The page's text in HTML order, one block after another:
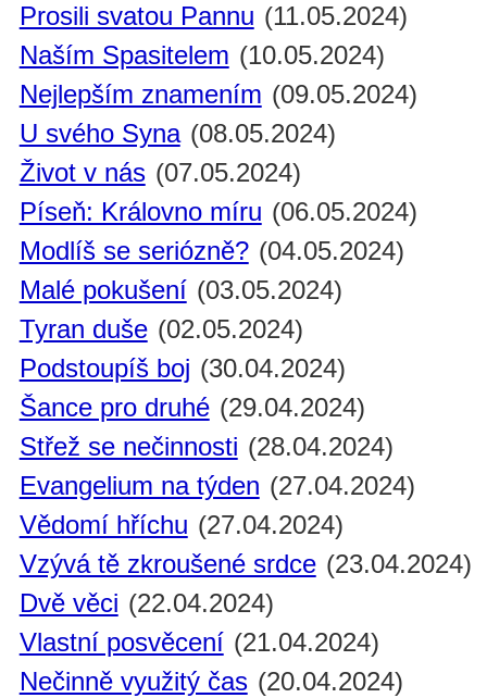
Prosili svatou Pannu (11.05.2024)
Naším Spasitelem (10.05.2024)
Nejlepším znamením (09.05.2024)
U svého Syna (08.05.2024)
Život v nás (07.05.2024)
Píseň: Královno míru (06.05.2024)
Modlíš se seriózně? (04.05.2024)
Malé pokušení (03.05.2024)
Tyran duše (02.05.2024)
Podstoupíš boj (30.04.2024)
Šance pro druhé (29.04.2024)
Střež se nečinnosti (28.04.2024)
Evangelium na týden (27.04.2024)
Vědomí hříchu (27.04.2024)
Vzývá tě zkroušené srdce (23.04.2024)
Dvě věci (22.04.2024)
Vlastní posvěcení (21.04.2024)
Nečinně využitý čas (20.04.2024)